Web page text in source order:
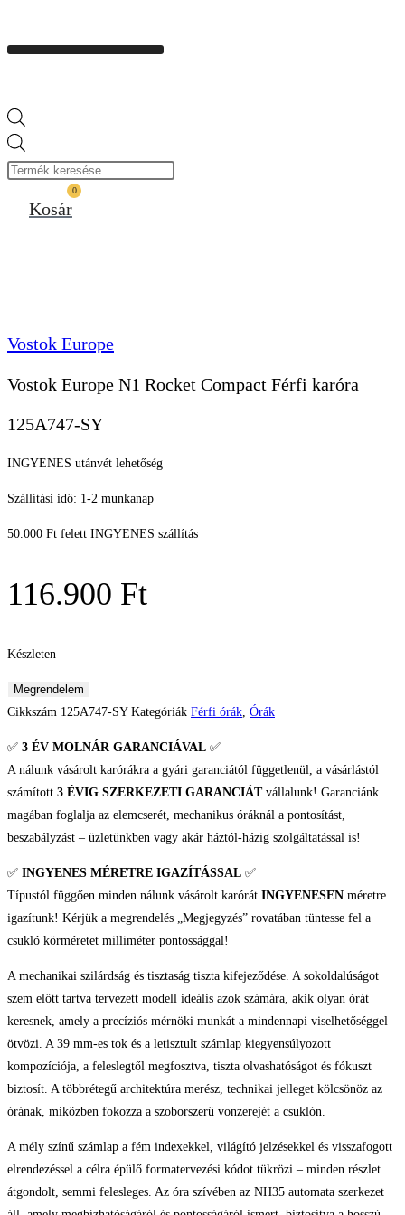
search
0
Kosár
Vostok Europe
Vostok Europe N1 Rocket Compact Férfi karóra
125A747-SY
INGYENES utánvét lehetőség
Szállítási idő: 1-2 munkanap
50.000 Ft felett INGYENES szállítás
116.900 Ft
Készleten
Vostok
Europe
Rocket
karóra
mennyiség
Megrendelem
Cikkszám 125A747-SY Kategóriák Férfi órák, Órák
✅ 3 ÉV MOLNÁR GARANCIÁVAL ✅
A nálunk vásárolt karórákra a gyári garanciától függetlenül, a vásárlástól
számított 3 ÉVIG SZERKEZETI GARANCIÁTvállalunk! Garanciánk
magában foglalja az elemcserét, mechanikus óráknál a pontosítást,
beszabályzást – üzletünkben vagy akár háztól-házig szolgáltatással is!
✅ INGYENES MÉRETRE IGAZÍTÁSSAL ✅
Típustól függően minden nálunk vásárolt karórát INGYENESEN méretre
igazítunk! Kérjük a megrendelés „Megjegyzés” rovatában tüntesse fel a
csukló körméretet milliméter pontossággal!
A mechanikai szilárdság és tisztaság tiszta kifejeződése. A sokoldalúságot
szem előtt tartva tervezett modell ideális azok számára, akik olyan órát
keresnek, amely a precíziós mérnöki munkát a mindennapi viselhetőséggel
ötvözi. A 39 mm-es tok és a letisztult számlap kiegyensúlyozott
kompozíciója, a feleslegtől megfosztva, tiszta olvashatóságot és fókuszt
biztosít. A többrétegű architektúra merész, technikai jelleget kölcsönöz az
órának, miközben fokozza a szoborszerű vonzerejét a csuklón.
A mély színű számlap a fém indexekkel, világító jelzésekkel és visszafogott
elrendezéssel a célra épülő formatervezési kódot tükrözi – minden részlet
átgondolt, semmi felesleges. Az óra szívében az NH35 automata szerkezet